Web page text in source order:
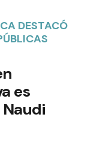
DESTACÓ
es